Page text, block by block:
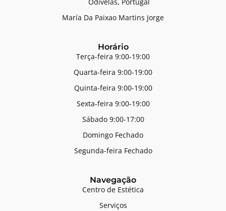
Odivelas, Portugal
María Da Paixao Martins Jorge
Horário
Terça-feira 9:00-19:00
Quarta-feira 9:00-19:00
Quinta-feira 9:00-19:00
Sexta-feira 9:00-19:00
Sábado 9:00-17:00
Domingo Fechado
Segunda-feira Fechado
Navegação
Centro de Estética
Serviços